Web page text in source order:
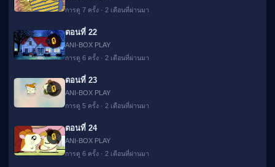
การดู 7 ครั้ง · 2 เดือนที่ผ่านมา
🔒
ตอนที่ 22
ANI-BOX PLAY
การดู 6 ครั้ง · 2 เดือนที่ผ่านมา
🔒
ตอนที่ 23
ANI-BOX PLAY
การดู 5 ครั้ง · 2 เดือนที่ผ่านมา
🔒
ตอนที่ 24
ANI-BOX PLAY
การดู 6 ครั้ง · 2 เดือนที่ผ่านมา